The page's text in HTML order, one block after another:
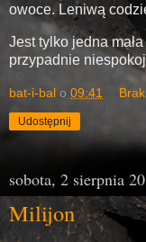
owoce. Leniwą
Jest tylko jedna
przypadnie
bat-i-bal o 09:41
Udostępnij
sobota, 2 sierpnia
Milijon